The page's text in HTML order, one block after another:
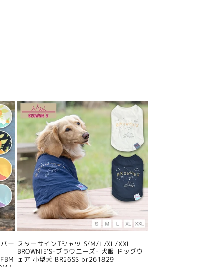
ー スターサインTシャツ S/M/L/XL/XXL
BROWNIE'S-ブラウニーズ- 犬服 ドッグウ
ェア 小型犬 BR26SS br261829